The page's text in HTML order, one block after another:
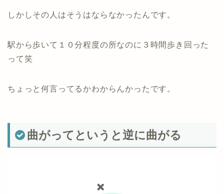
しかしその人はそうはならなかったんです。
駅から歩いて１０分程度の所なのに３時間歩き回った
って笑
ちょっと何言ってるかわからんかったです。
曲がってというと逆に曲がる